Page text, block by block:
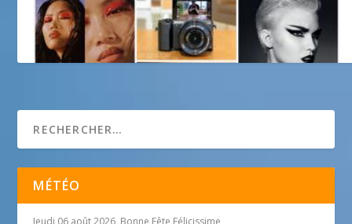
MÉTÉO
Jeudi 06 août 2026, Bonne Fête Félicissime